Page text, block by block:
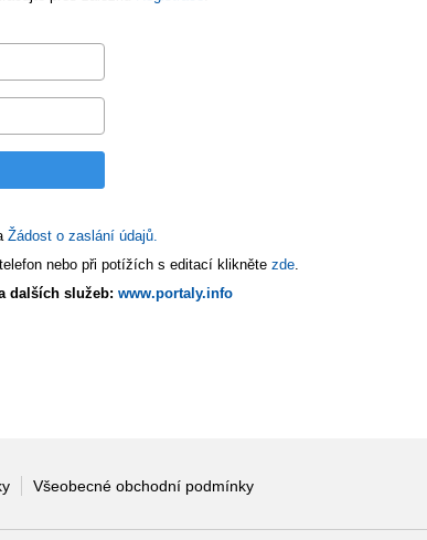
Žádost o zaslání údajů.
nebo při potížích s editací klikněte zde
dalších služeb: www.portaly.info
Všeobecné obchodní podmínky